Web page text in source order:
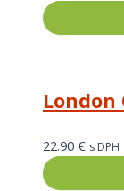
London
22.90 € s DPH